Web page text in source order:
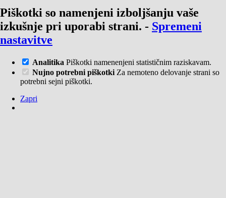
Piškotki so namenjeni izboljšanju vaše
izkušnje pri uporabi strani. - Spremeni
nastavitve
Analitika Piškotki namenenjeni statističnim raziskavam.
Nujno potrebni piškotki Za nemoteno delovanje strani so
potrebni sejni piškotki.
Zapri